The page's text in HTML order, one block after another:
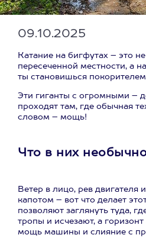
09.10.2025
Катание на бигфутах – это
пересеченной местности, а
ты становишься
Эти гиганты с огромными –
проходят там, где обычная
словом – мощь!
Что в них
Ветер в лицо, рев
капотом – вот что делает
позволяют заглянуть туда,
тропы и исчезают, а
мощь машины и слияние с